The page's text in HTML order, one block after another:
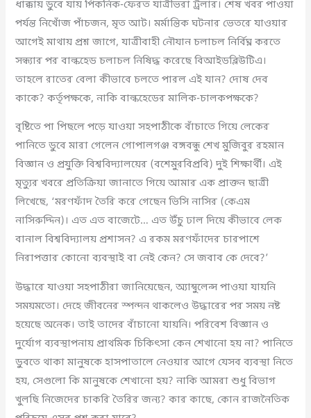
ধাক্কায় ডুবে যায় পিকনিক-ফেরত যাত্রীভরা ট্রলার। শেষ খবর পাওয়া
পর্যন্ত নিখোঁজ পাঁচজন, মৃত আট। মর্মান্তিক ঘটনার ভেতরে যাওয়ার
আগেই মাথায় প্রশ্ন জাগে, যাত্রীবাহী নৌযান চলাচল নির্বিঘ্ন করতে
সন্ধ্যার পর বাল্কহেড চলাচল নিষিদ্ধ করেছে বিআইডব্লিউটিএ।
তাহলে রাতের বেলা কীভাবে চলতে পারল এই যান? দোষ দেব
কাকে? কর্তৃপক্ষকে, নাকি বাল্কহেডের মালিক-চালকপক্ষকে?
বৃষ্টিতে পা পিছলে পড়ে যাওয়া সহপাঠীকে বাঁচাতে গিয়ে লেকের
পানিতে ডুবে মারা গেলেন গোপালগঞ্জ বঙ্গবন্ধু শেখ মুজিবুর রহমান
বিজ্ঞান ও প্রযুক্তি বিশ্ববিদ্যালয়ের (বশেমুরবিপ্রবি) দুই শিক্ষার্থী। এই
মৃত্যুর খবরে প্রতিক্রিয়া জানাতে গিয়ে আমার এক প্রাক্তন ছাত্রী
লিখেছে, ‘মরণফাঁদ তৈরি করে গেছেন ভিসি নাসির (কেএম
নাসিরুদ্দিন)। এত এত বাজেটে… এত উঁচু ঢাল দিয়ে কীভাবে লেক
বানাল বিশ্ববিদ্যালয় প্রশাসন? এ রকম মরণফাঁদের চারপাশে
নিরাপত্তার কোনো ব্যবস্থাই বা নেই কেন? সে জবাব কে দেবে?’
উদ্ধারে যাওয়া সহপাঠীরা জানিয়েছেন, অ্যাম্বুলেন্স পাওয়া যায়নি
সময়মতো। দেহে জীবনের স্পন্দন থাকলেও উদ্ধারের পর সময় নষ্ট
হয়েছে অনেক। তাই তাদের বাঁচানো যায়নি। পরিবেশ বিজ্ঞান ও
দুর্যোগ ব্যবস্থাপনায় প্রাথমিক চিকিৎসা কেন শেখানো হয় না? পানিতে
ডুবতে থাকা মানুষকে হাসপাতালে নেওয়ার আগে যেসব ব্যবস্থা নিতে
হয়, সেগুলো কি মানুষকে শেখানো হয়? নাকি আমরা শুধু বিভাগ
খুলছি নিজেদের চাকরি তৈরির জন্য? কার কাছে, কোন রাজনৈতিক